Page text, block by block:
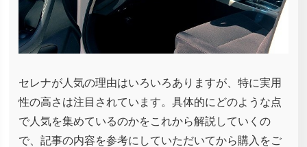
セレナが人気の理由はいろいろありますが、特に実用
性の高さは注目されています。具体的にどのような点
で人気を集めているのかをこれから解説していくの
で、記事の内容を参考にしていただいてから購入をご